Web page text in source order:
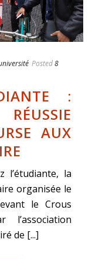
Posted8
:
AUX
l’étudiante, la
organisée le
le Crous
l’association
de [...]